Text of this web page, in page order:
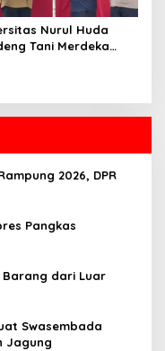
Nurul Huda
Tani Merdeka
2026, DPR
Pangkas
Barang dari Luar
Swasembada
Jagung